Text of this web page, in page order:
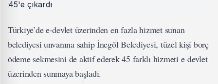
Türkiye’de e-devlet üzerinden en fazla hizmet sunan
belediyesi unvanına sahip İnegöl Belediyesi, tüzel kişi borç
ödeme sekmesini de aktif ederek 45 farklı hizmeti e-devlet
üzerinden sunmaya başladı.